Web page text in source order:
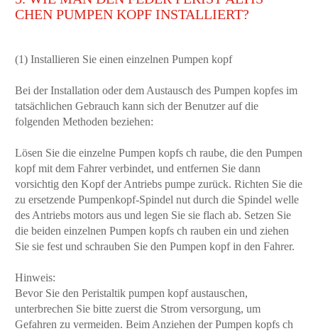
CHEN PUMPEN KOPF INSTALLIERT?
(1) Installieren Sie einen einzelnen Pumpen kopf
Bei der Installation oder dem Austausch des Pumpen kopfes im
tatsächlichen Gebrauch kann sich der Benutzer auf die
folgenden Methoden beziehen:
Lösen Sie die einzelne Pumpen kopfs ch raube, die den Pumpen
kopf mit dem Fahrer verbindet, und entfernen Sie dann
vorsichtig den Kopf der Antriebs pumpe zurück. Richten Sie die
zu ersetzende Pumpenkopf-Spindel nut durch die Spindel welle
des Antriebs motors aus und legen Sie sie flach ab. Setzen Sie
die beiden einzelnen Pumpen kopfs ch rauben ein und ziehen
Sie sie fest und schrauben Sie den Pumpen kopf in den Fahrer.
Hinweis:
Bevor Sie den Peristaltik pumpen kopf austauschen,
unterbrechen Sie bitte zuerst die Strom versorgung, um
Gefahren zu vermeiden. Beim Anziehen der Pumpen kopfs ch